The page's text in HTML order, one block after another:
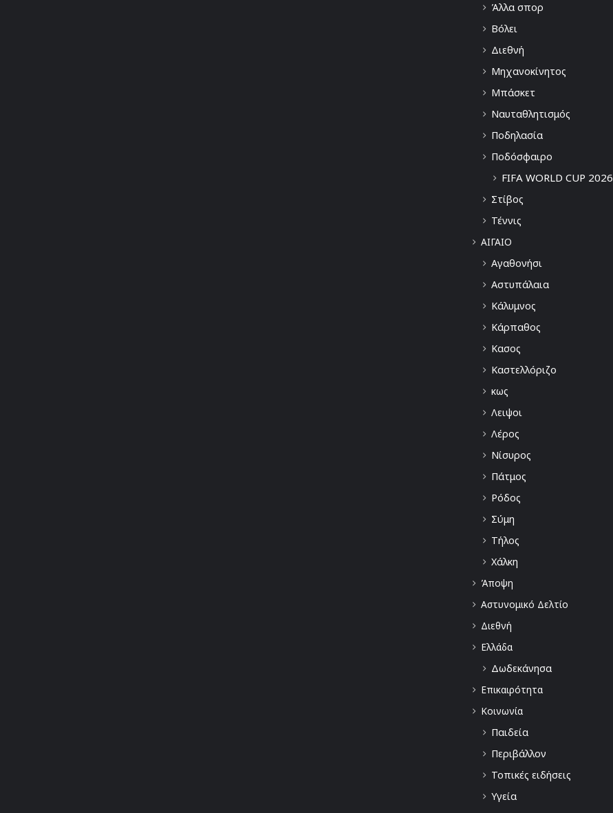
Άλλα σπορ
Βόλει
Διεθνή
Μηχανοκίνητος
Μπάσκετ
Ναυταθλητισμός
Ποδηλασία
Ποδόσφαιρο
FIFA WORLD CUP 2026
Στίβος
Τέννις
ΑΙΓΑΙΟ
Αγαθονήσι
Αστυπάλαια
Κάλυμνος
Κάρπαθος
Κασος
Καστελλόριζο
κως
Λειψοι
Λέρος
Νίσυρος
Πάτμος
Ρόδος
Σύμη
Τήλος
Χάλκη
Άποψη
Αστυνομικό Δελτίο
Διεθνή
Ελλάδα
Δωδεκάνησα
Επικαιρότητα
Κοινωνία
Παιδεία
Περιβάλλον
Τοπικές ειδήσεις
Υγεία